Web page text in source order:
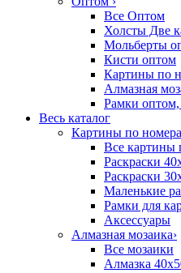
Все Оптом
Холсты Две
Мольберты
Кисти оптом
Картины по
Алмазная
Рамки оптом,
Весь каталог
Картины по
Все картины
Раскраски
Раскраски
Маленькие
Рамки для
Аксессуары
Алмазная мозаика›
Все мозаики
Алмазка